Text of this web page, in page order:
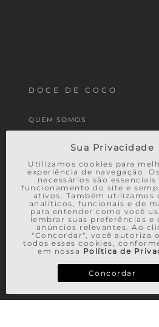
Sua Privacidade
Utilizamos cookies para
experiência de navegação.
necessários são essenciais
funcionamento do site e
ativos. Também utilizamos
analíticos, funcionais e de
para entender como você
lembrar suas preferências e
anúncios relevantes. Ao
"Concordar", você autoriza
todos esses cookies,
em nossa Política de
Concordar
DOCE DE COCO
QUEM SOMOS
MEUS PEDIDOS